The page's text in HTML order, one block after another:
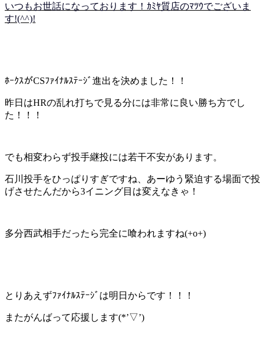
いつもお世話になっております！ｶﾐﾔ質店のﾏﾂｳでございま
す!(^^)!
ﾎｰｸｽがCSﾌｧｲﾅﾙｽﾃｰｼﾞ進出を決めました！！
昨日はHRの乱れ打ちで見る分には非常に良い勝ち方でし
た！！！
でも相変わらず投手継投には若干不安があります。
石川投手をひっぱりすぎですね、あーゆう緊迫する場面で投
げさせたんだから3イニング目は変えなきゃ！
多分西武相手だったら完全に喰われますね(+o+)
とりあえずﾌｧｲﾅﾙｽﾃｰｼﾞは明日からです！！！
またがんばって応援します(*’▽’)